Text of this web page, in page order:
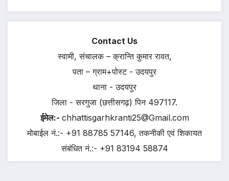
Contact Us
स्वामी, संचालक – क्रान्ति कुमार रावत,
पता – ग्राम+पोस्ट - उदयपुर
थाना - उदयपुर
जिला - सरगुजा (छत्तीसगढ़) पिन 497117.
ईमेल:- chhattisgarhkranti25@Gmail.com
मोबाईल नं.:- +91 88785 57146, तकनीकी एवं शिकायत
संबंधित नं.:- +91 83194 58874